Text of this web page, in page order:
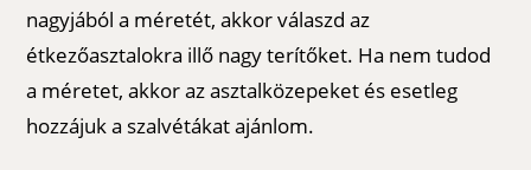
nagyjából a méretét, akkor válaszd az
étkezőasztalokra illő nagy terítőket. Ha nem tudod
a méretet, akkor az asztalközepeket és esetleg
hozzájuk a szalvétákat ajánlom.